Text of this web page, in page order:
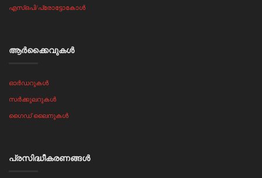
എസ്ഒപി/പ്രോട്ടോകോൾ
ആർക്കൈവുകൾ
ഓർഡറുകൾ
സർക്കുലറുകൾ
ഗൈഡ് ലൈനുകൾ
പ്രസിദ്ധീകരണങ്ങൾ